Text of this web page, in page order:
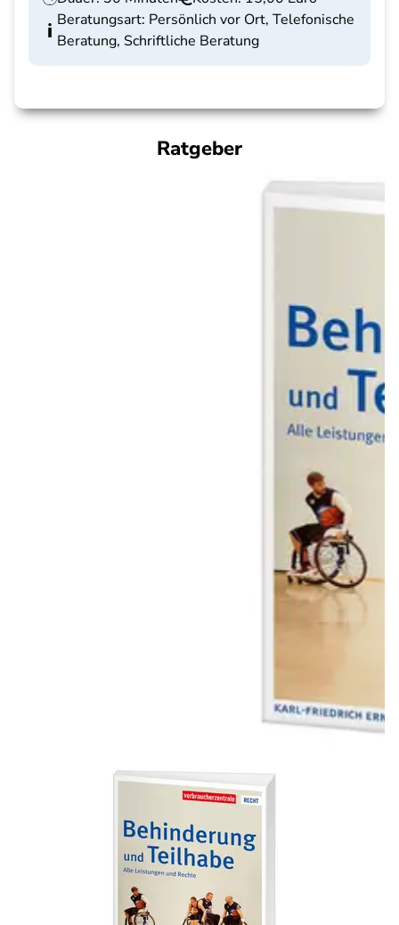
Beratungsart: Persönlich vor Ort, Telefonische
Beratung, Schriftliche Beratung
Ratgeber